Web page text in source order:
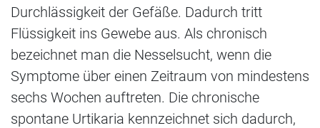
Durchlässigkeit der Gefäße. Dadurch tritt
Flüssigkeit ins Gewebe aus. Als chronisch
bezeichnet man die Nesselsucht, wenn die
Symptome über einen Zeitraum von mindestens
sechs Wochen auftreten. Die chronische
spontane Urtikaria kennzeichnet sich dadurch,